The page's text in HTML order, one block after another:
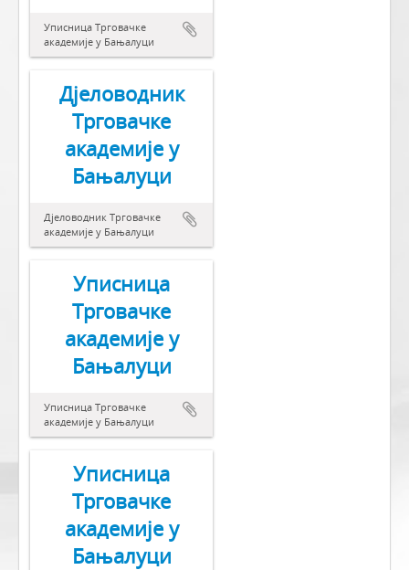
Уписница Трговачке
академије у Бањалуци
Дјеловодник
Трговачке
академије у
Бањалуци
Дјеловодник Трговачке
академије у Бањалуци
Уписница
Трговачке
академије у
Бањалуци
Уписница Трговачке
академије у Бањалуци
Уписница
Трговачке
академије у
Бањалуци